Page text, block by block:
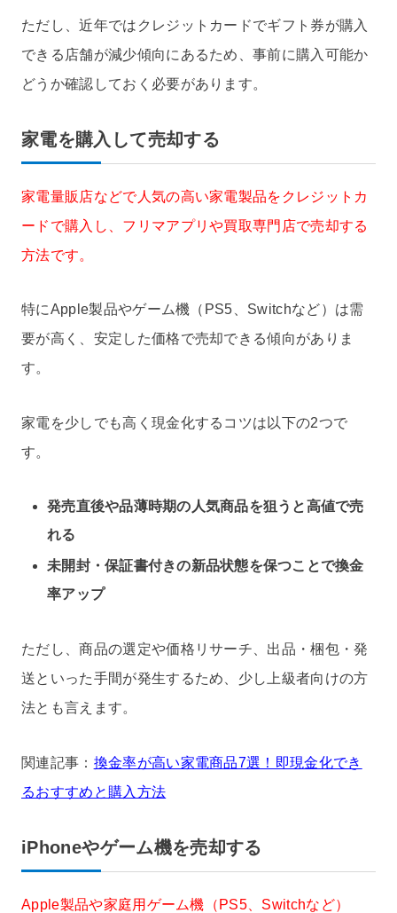
ただし、近年ではクレジットカードでギフト券が購入
できる店舗が減少傾向にあるため、事前に購入可能か
どうか確認しておく必要があります。
家電を購入して売却する
家電量販店などで人気の高い家電製品をクレジットカ
ードで購入し、フリマアプリや買取専門店で売却する
方法です。
特にApple製品やゲーム機（PS5、Switchなど）は需
要が高く、安定した価格で売却できる傾向がありま
す。
家電を少しでも高く現金化するコツは以下の2つで
す。
発売直後や品薄時期の人気商品を狙うと高値で売
れる
未開封・保証書付きの新品状態を保つことで換金
率アップ
ただし、商品の選定や価格リサーチ、出品・梱包・発
送といった手間が発生するため、少し上級者向けの方
法とも言えます。
関連記事： 換金率が高い家電商品7選！即現金化でき
るおすすめと購入方法
iPhoneやゲーム機を売却する
Apple製品や家庭用ゲーム機（PS5、Switchなど）